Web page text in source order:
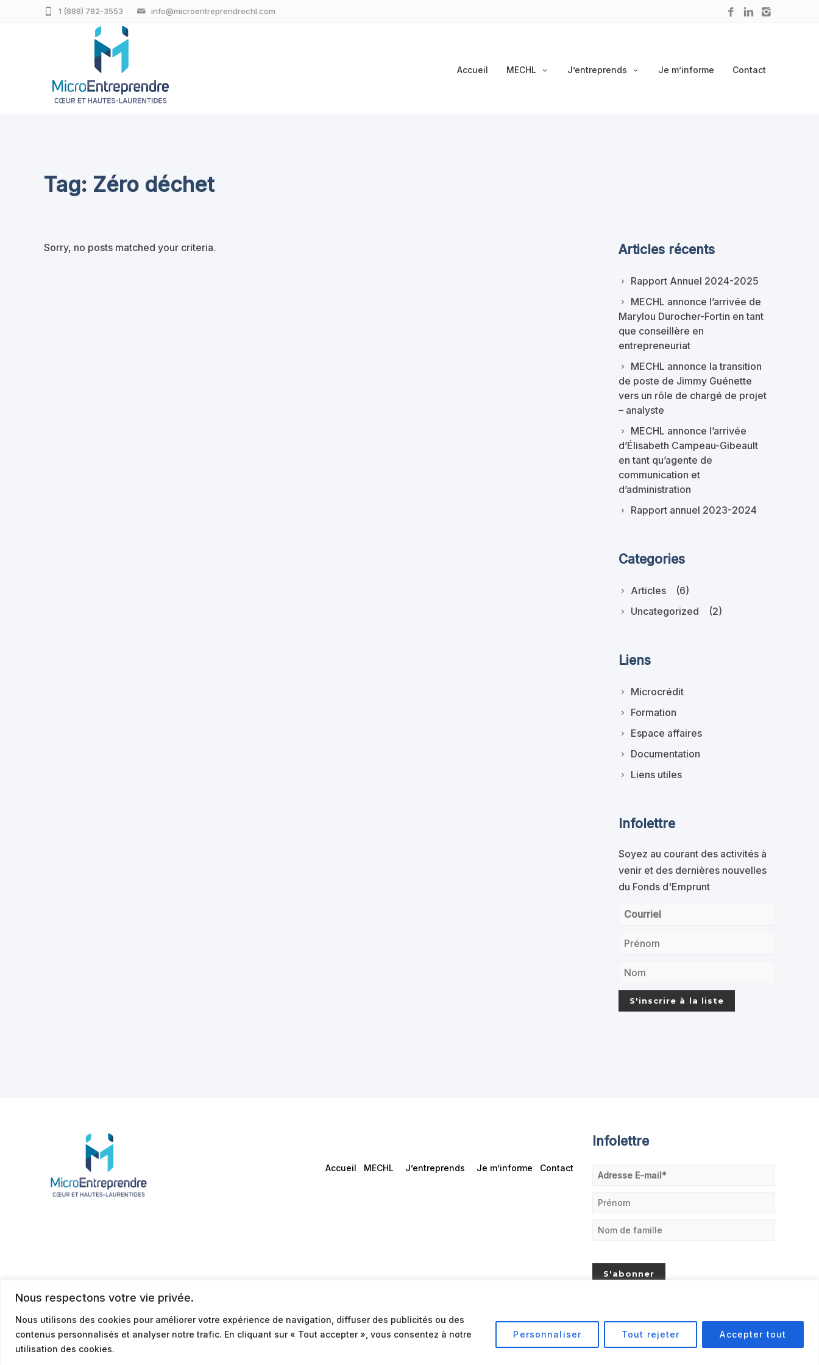
Nous respectons votre vie privée.
Nous utilisons des cookies pour améliorer votre expérience de navigation, diffuser des publicités ou des
contenus personnalisés et analyser notre trafic. En cliquant sur « Tout accepter », vous consentez à notre
utilisation des cookies.
Personnaliser Tout rejeter Accepter tout
info@microentreprendrechl.com
1 (888) 782-3553
Accueil MECHL J’entreprends Je m’informe Contact
Tag: Zéro déchet
Sorry, no posts matched your criteria. Articles récents
Rapport Annuel 2024-2025
MECHL annonce l’arrivée de
Marylou Durocher-Fortin en tant
que conseillère en
entrepreneuriat
MECHL annonce la transition
de poste de Jimmy Guénette
vers un rôle de chargé de projet
– analyste
MECHL annonce l’arrivée
d’Élisabeth Campeau-Gibeault
en tant qu’agente de
communication et
d’administration
Rapport annuel 2023-2024
Categories
Articles
(6)
Uncategorized
(2)
Liens
Microcrédit
Formation
Espace affaires
Documentation
Liens utiles
Infolettre
Soyez au courant des activités à
venir et des dernières nouvelles
du Fonds d'Emprunt
Accueil MECHL J’entreprends Je m’informe Contact
Infolettre
© 2026 Politique de confidentialité Conditions d’utilisation